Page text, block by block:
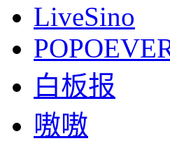
LiveSino
白板报
嗷嗷